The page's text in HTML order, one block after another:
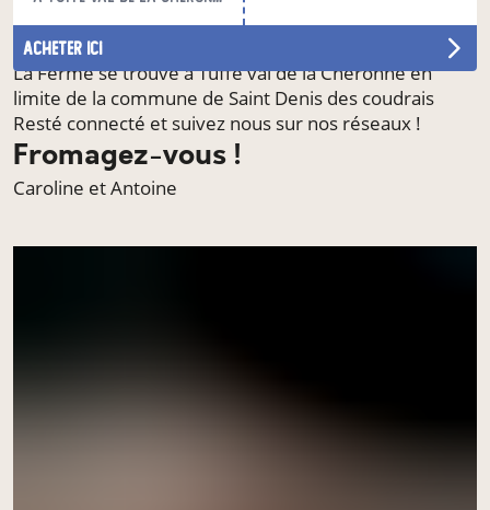
acheter ici
La fromagerie est ouverte le mercredi de 15h à 17h
vendredi de 17h à 19h et le samedi de 10 h à 12h !
La Ferme se trouve à Tuffé val de la Chéronne en
limite de la commune de Saint Denis des coudrais
Resté connecté et suivez nous sur nos réseaux !
Fromagez-vous !
Caroline et Antoine